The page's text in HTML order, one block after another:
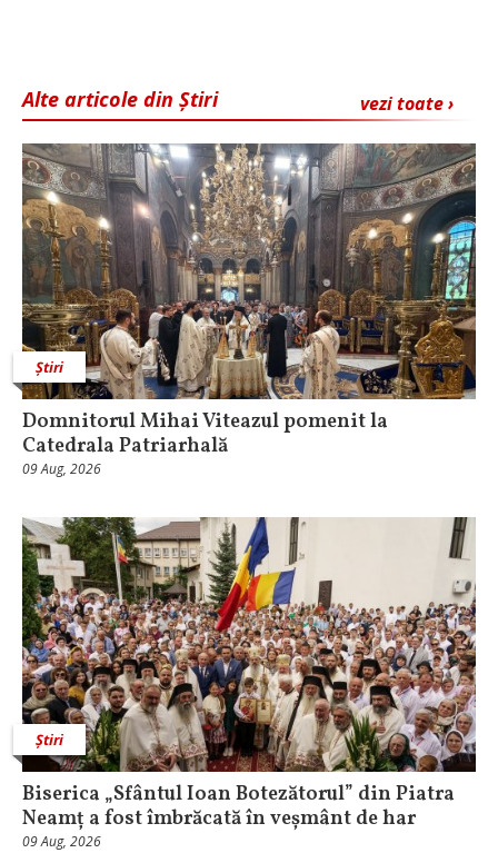
vezi toate ›
Alte articole din Știri
Știri
Domnitorul Mihai Viteazul pomenit la
Catedrala Patriarhală
09 Aug, 2026
Știri
Biserica „Sfântul Ioan Botezătorul” din Piatra
Neamț a fost îmbrăcată în veșmânt de har
09 Aug, 2026